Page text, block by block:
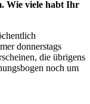
Wie viele habt Ihr
donnerstags
die übrigens
noch um